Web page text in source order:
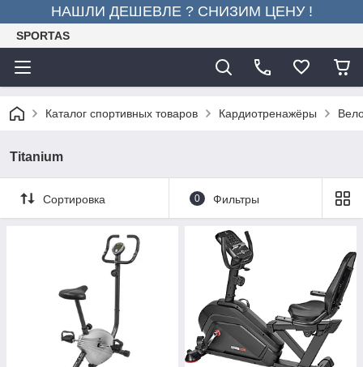
НАШЛИ ДЕШЕВЛЕ ? СНИЗИМ ЦЕНУ !
SPORTAS
Каталог спортивных товаров Кардиотренажёры
Titanium
Сортировка 0 Фильтры